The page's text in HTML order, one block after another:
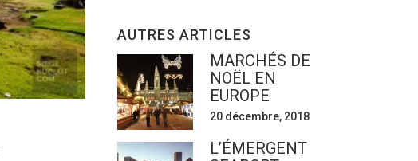
AUTRES ARTICLES
MARCHÉS DE
NOËL EN
EUROPE
20 décembre, 2018
L’ÉMERGENT